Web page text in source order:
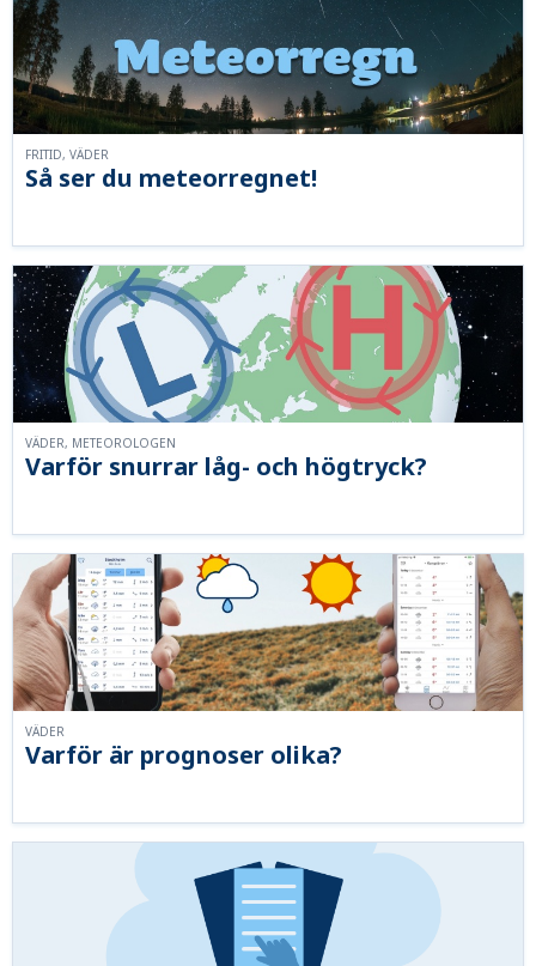
Så ser du meteorregnet!
FRITID, VÄDER
Varför snurrar låg- och högtryck?
VÄDER, METEOROLOGEN
Varför är prognoser olika?
VÄDER